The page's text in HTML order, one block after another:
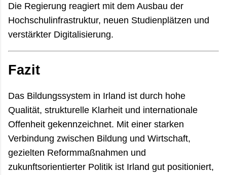
Die Regierung reagiert mit dem Ausbau der
Hochschulinfrastruktur, neuen Studienplätzen und
verstärkter Digitalisierung.
Fazit
Das Bildungssystem in Irland ist durch hohe
Qualität, strukturelle Klarheit und internationale
Offenheit gekennzeichnet. Mit einer starken
Verbindung zwischen Bildung und Wirtschaft,
gezielten Reformmaßnahmen und
zukunftsorientierter Politik ist Irland gut positioniert,